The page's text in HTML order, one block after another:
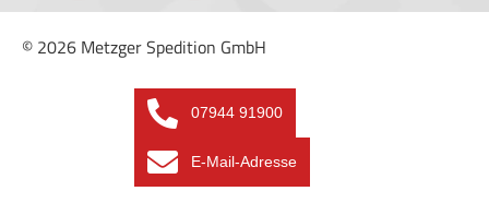
© 2026 Metzger Spedition GmbH
07944 91900
E-Mail-Adresse